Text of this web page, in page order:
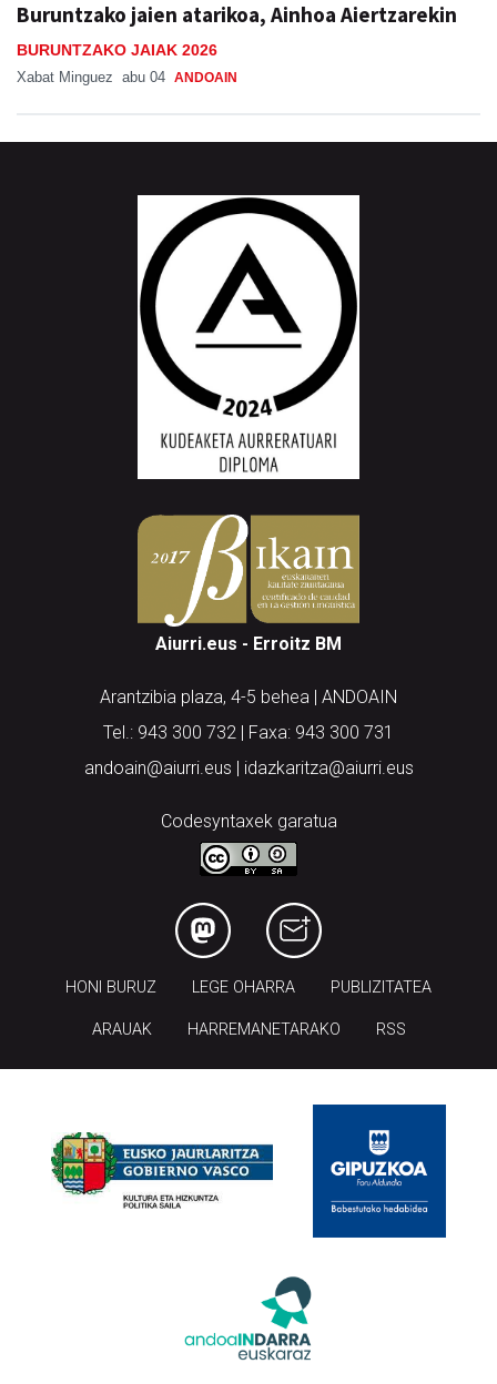
Buruntzako jaien atarikoa, Ainhoa Aiertzarekin
BURUNTZAKO JAIAK 2026
Xabat Minguez abu 04 ANDOAIN
Aiurri.eus - Erroitz BM
Arantzibia plaza, 4-5 behea | ANDOAIN
Tel.: 943 300 732 | Faxa: 943 300 731
andoain@aiurri.eus | idazkaritza@aiurri.eus
Codesyntaxek garatua
HONI BURUZ LEGE OHARRA PUBLIZITATEA
ARAUAK HARREMANETARAKO RSS